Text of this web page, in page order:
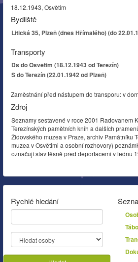
18.12.1943, Osvětim
Bydliště
Litická 35, Plzeň (dnes Hřímalého) (do
Transporty
Ds do Osvětim (18.12.1943 od Terezín)
S do Terezín (22.01.1942 od Plzeň)
Zaměstnání před nástupem do transporu: v
Zdroj
Seznamy sestavené v roce 2001 Radovanem
Terezínských pamětních knih a dalších
Židovského muzea v Praze, archiv Památníku
muzea v Osvětimi a osobní rozhovory)
označují stav těsně před deportacemi v lednu
Rychlé hledání